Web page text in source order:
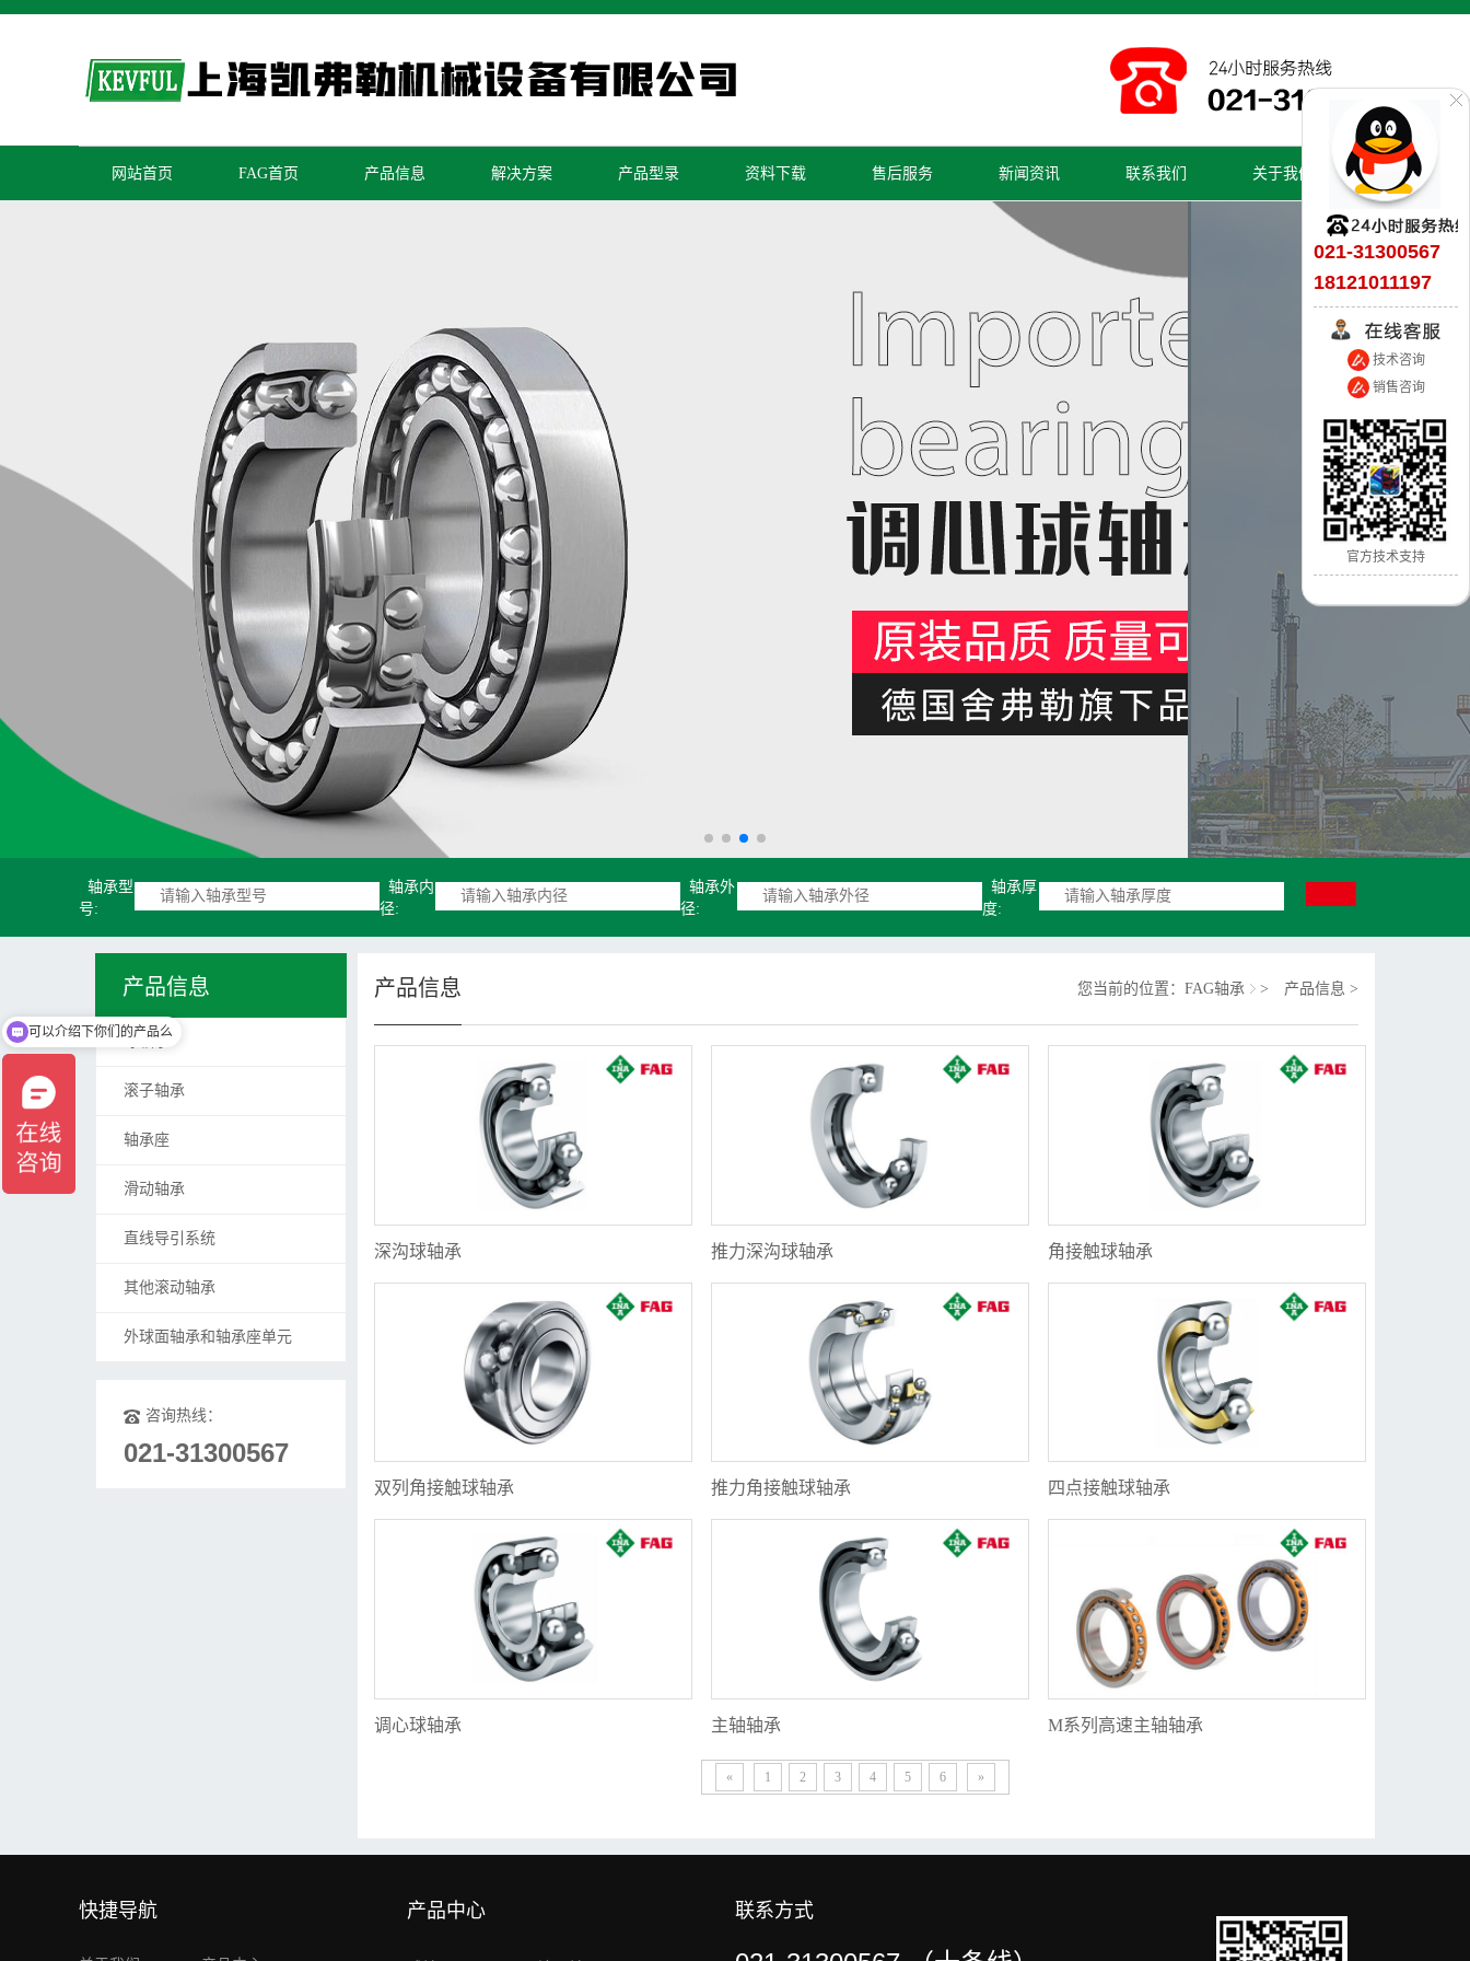
网站首页 FAG首页 产品信息 解决方案 产品型录 资料下载 售后服务 新闻资讯 联系我们 关于我们
轴承型
号:
轴承内
径:
轴承外
径:
轴承厚
度:
产品信息
球轴承
滚子轴承
轴承座
滑动轴承
直线导引系统
其他滚动轴承
外球面轴承和轴承座单元
咨询热线：
021-31300567
产品信息 您当前的位置： FAG轴承 > 产品信息 >
深沟球轴承 推力深沟球轴承 角接触球轴承
双列角接触球轴承 推力角接触球轴承 四点接触球轴承
调心球轴承 主轴轴承 M系列高速主轴轴承
« 1 2 3 4 5 6 »
快捷导航 产品中心 联系方式
021-31300567
18121011197
技术咨询
销售咨询
官方技术支持
可以介绍下你们的产品么